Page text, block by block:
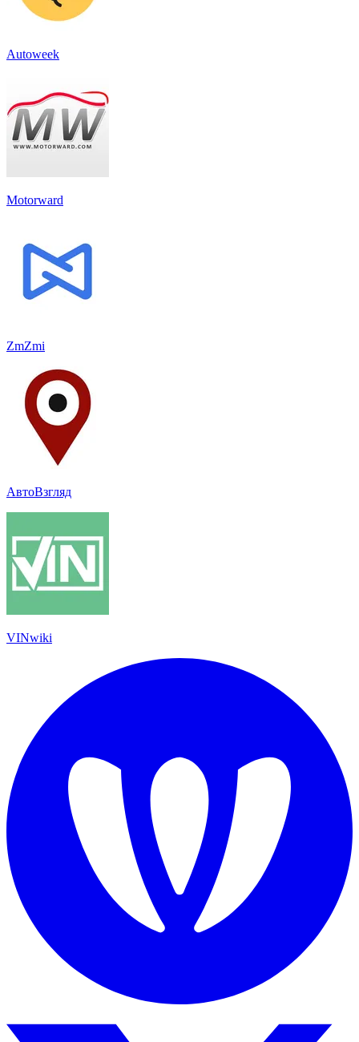
Autoweek
Motorward
ZmZmi
АвтоВзгляд
VINwiki